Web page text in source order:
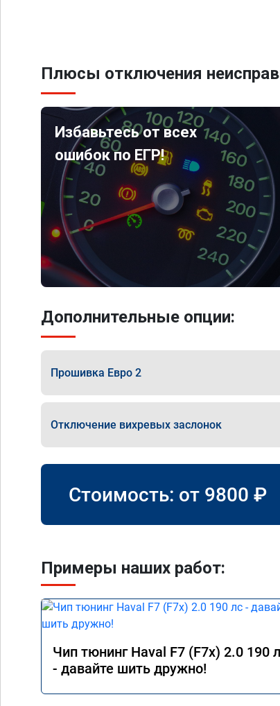
Плюсы отключения
Избавьтесь от всех
ошибок по ЕГР!
Дополнительные опции:
Прошивка Евро 2
Отключение вихревых заслонок
Стоимость: от 9800 ₽
Примеры наших работ:
Чип тюнинг Haval F7 (F7x) 2.0 190
- давайте шить дружно!